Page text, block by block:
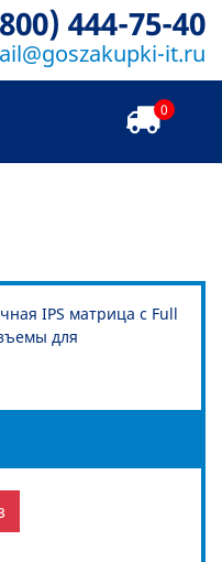
444-75-40
it.ru
0
IPS матрица с Full
для